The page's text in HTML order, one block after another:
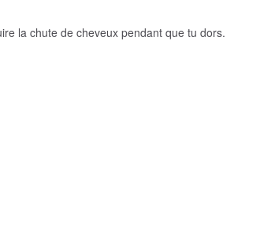
la chute de cheveux pendant que tu dors.